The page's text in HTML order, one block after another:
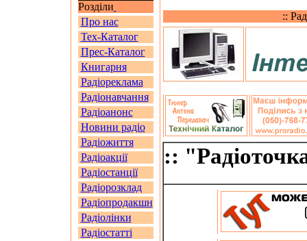
Розділи
Про нас
Тех-Каталог
Прес-Каталог
Книгарня
Радіореклама
Радіонавчання
Радіоанонс
Новини радіо
Радіожиття
Радіоакції
Радіостанції
Радіорозклад
Радіопродакшн
Радіолінки
Радіостатті
::
::